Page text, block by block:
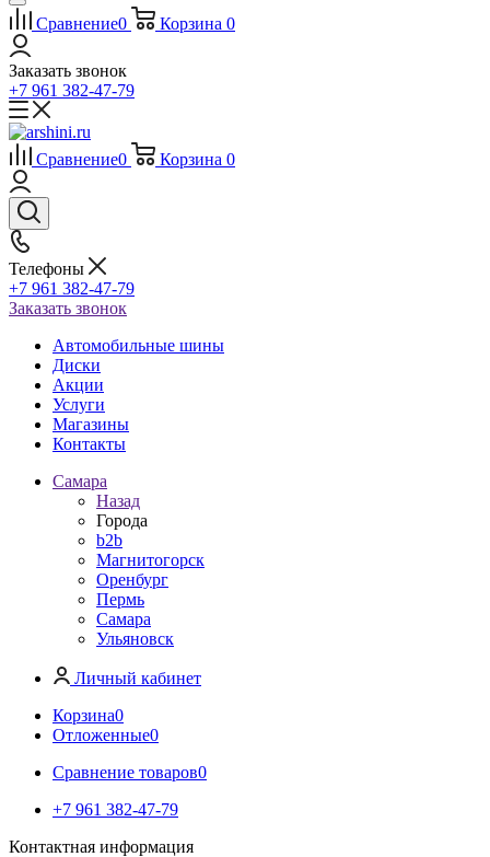
Сравнение0 Корзина 0
Заказать звонок
+7 961 382-47-79
Сравнение0 Корзина 0
Телефоны
+7 961 382-47-79
Заказать звонок
Автомобильные шины
Диски
Акции
Услуги
Магазины
Контакты
Самара
Назад
Города
b2b
Магнитогорск
Оренбург
Пермь
Самара
Ульяновск
Личный кабинет
Корзина0
Отложенные0
Сравнение товаров0
+7 961 382-47-79
Контактная информация